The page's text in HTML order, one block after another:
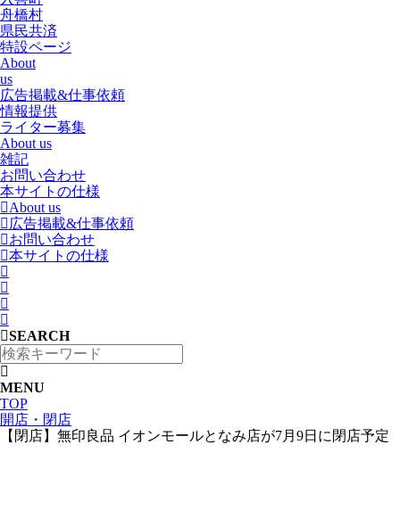
舟橋村
県民共済
特設ページ
About
us
広告掲載&仕事依頼
情報提供
ライター募集
About us
雑記
お問い合わせ
本サイトの仕様
About us
広告掲載&仕事依頼
お問い合わせ
本サイトの仕様
SEARCH
MENU
TOP
開店・閉店
【閉店】無印良品 イオンモールとなみ店が7月9日に閉店予定